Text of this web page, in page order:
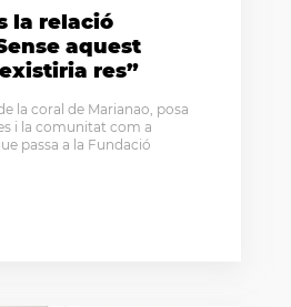
la relació
aquest
res”
la coral de Marianao, posa
i la comunitat com a
passa a la Fundació